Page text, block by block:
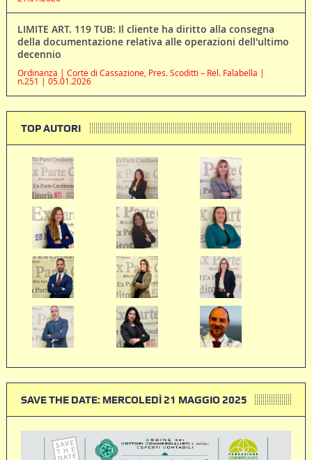
LIMITE ART. 119 TUB: Il cliente ha diritto alla consegna
della documentazione relativa alle operazioni dell'ultimo
decennio
Ordinanza | Corte di Cassazione, Pres. Scoditti – Rel. Falabella |
n.251 | 05.01.2026
TOP AUTORI
SAVE THE DATE: MERCOLEDÌ 21 MAGGIO 2025